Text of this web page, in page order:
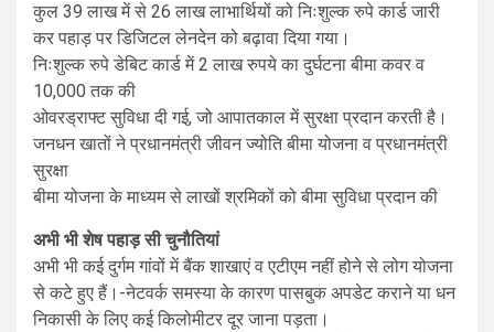
कुल 39 लाख में से 26 लाख लाभार्थियों को निःशुल्क रुपे कार्ड जारी
कर पहाड़ पर डिजिटल लेनदेन को बढ़ावा दिया गया।
निःशुल्क रुपे डेबिट कार्ड में 2 लाख रुपये का दुर्घटना बीमा कवर व
10,000 तक की
ओवरड्राफ्ट सुविधा दी गई, जो आपातकाल में सुरक्षा प्रदान करती है।
जनधन खातों ने प्रधानमंत्री जीवन ज्योति बीमा योजना व प्रधानमंत्री
सुरक्षा
बीमा योजना के माध्यम से लाखों श्रमिकों को बीमा सुविधा प्रदान की
अभी भी शेष पहाड़ सी चुनौतियां
अभी भी कई दुर्गम गांवों में बैंक शाखाएं व एटीएम नहीं होने से लोग योजना
से कटे हुए हैं।-नेटवर्क समस्या के कारण पासबुक अपडेट कराने या धन
निकासी के लिए कई किलोमीटर दूर जाना पड़ता।